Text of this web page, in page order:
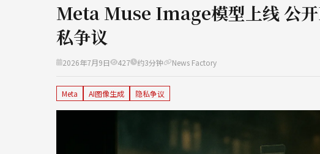
Meta Muse Image模型上线 公
私争议
2026年7月9日 427 约3分钟 News Factory
Meta AI图像生成 隐私争议